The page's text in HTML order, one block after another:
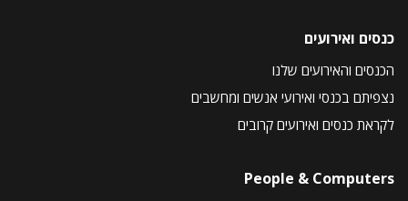
כנסים ואירועים
הכנסים והאירועים שלנו
נצפיתם בכנסי ואירועי אנשים ומחשבים
לקראת כנסים ואירועים קרובים
People & Computers